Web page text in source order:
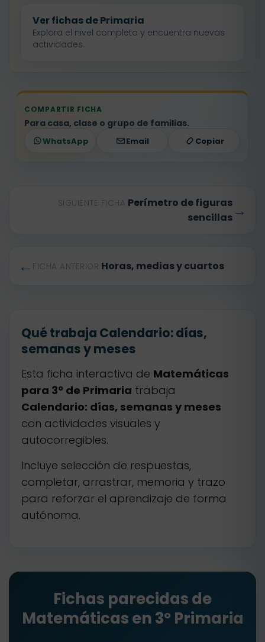
Ver fichas de Primaria
Explora el nivel completo y encuentra nuevas
actividades.
COMPARTIR FICHA
Para casa, clase o grupo de familias.
WhatsApp Email Copiar
← FICHA ANTERIOR Horas, medias y cuartos
SIGUIENTE FICHA Perímetro de figuras
sencillas →
Qué trabaja Calendario: días,
semanas y meses
Esta ficha interactiva de Matemáticas
para 3º de Primaria trabaja
Calendario: días, semanas y meses
con actividades visuales y
autocorregibles.
Incluye selección de respuestas,
completar, arrastrar, memoria y trazo
para reforzar el aprendizaje de forma
autónoma.
Fichas parecidas de
Matemáticas en 3º Primaria